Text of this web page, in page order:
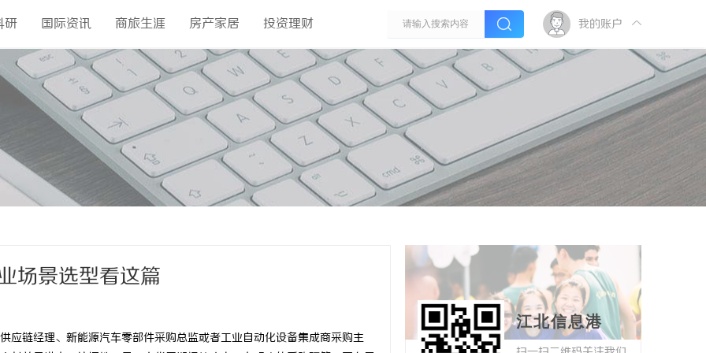
研 国际资讯 商旅生涯 房产家居 投资理财 我的账户
场景选型看这篇
应链经理、新能源汽车零部件采购总监或者工业自动化设备集成商采购主
江北信息港